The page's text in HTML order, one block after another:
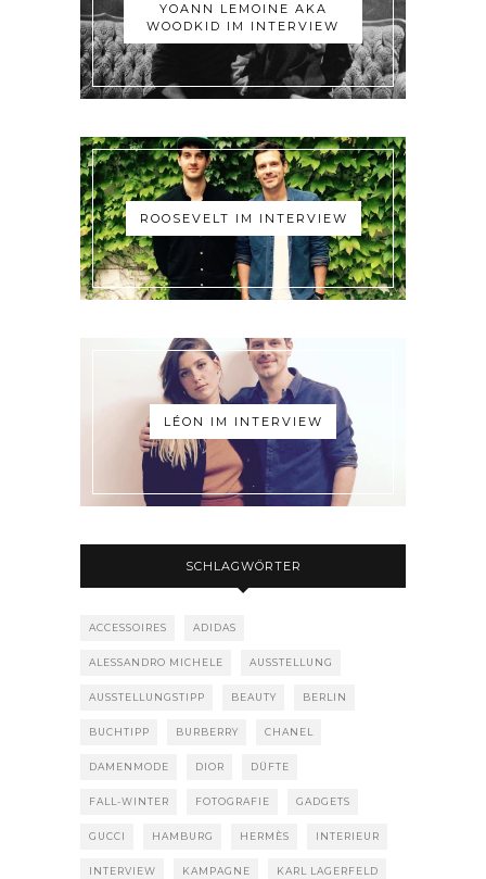
YOANN LEMOINE AKA
WOODKID IM INTERVIEW
ROOSEVELT IM INTERVIEW
LÉON IM INTERVIEW
SCHLAGWÖRTER
ACCESSOIRES ADIDAS
ALESSANDRO MICHELE AUSSTELLUNG
AUSSTELLUNGSTIPP BEAUTY BERLIN
BUCHTIPP BURBERRY CHANEL
DAMENMODE DIOR DÜFTE
FALL-WINTER FOTOGRAFIE GADGETS
GUCCI HAMBURG HERMÈS INTERIEUR
INTERVIEW KAMPAGNE KARL LAGERFELD